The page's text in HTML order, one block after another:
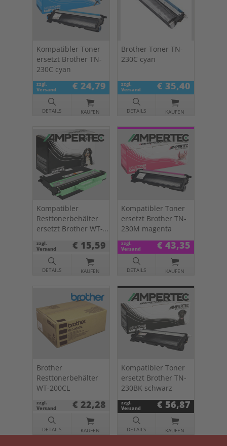
Kompatibler Toner
ersetzt Brother TN-
230C cyan
zzgl.
Versand
€ 24,79
DETAILS KAUFEN
Brother Toner TN-
230C cyan
zzgl.
Versand
€ 35,40
DETAILS KAUFEN
Kompatibler
Resttonerbehälter
ersetzt Brother WT-
zzgl.
Versand
€ 15,59
DETAILS KAUFEN
Kompatibler Toner
ersetzt Brother TN-
230M magenta
zzgl.
Versand
€ 43,35
DETAILS KAUFEN
Brother
Resttonerbehälter
WT-200CL
zzgl.
Versand
€ 22,28
DETAILS KAUFEN
Kompatibler Toner
ersetzt Brother TN-
230BK schwarz
zzgl.
Versand
€ 56,87
DETAILS KAUFEN